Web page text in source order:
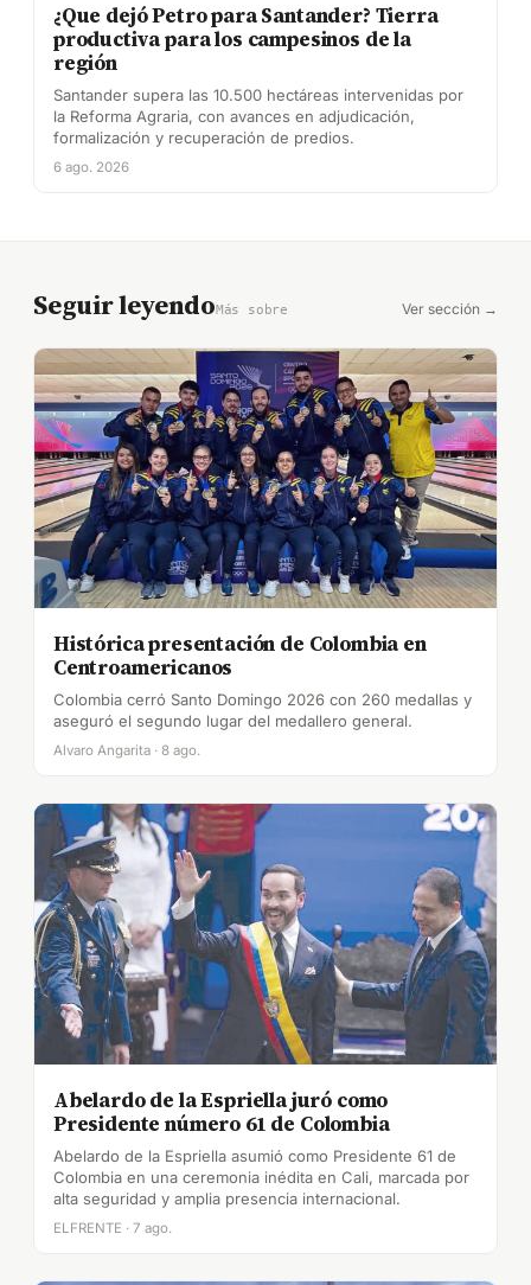
¿Que dejó Petro para Santander? Tierra
productiva para los campesinos de la
región
Santander supera las 10.500 hectáreas intervenidas por
la Reforma Agraria, con avances en adjudicación,
formalización y recuperación de predios.
6 ago. 2026
Seguir leyendoMás sobre Ver sección →
Histórica presentación de Colombia en
Centroamericanos
Colombia cerró Santo Domingo 2026 con 260 medallas y
aseguró el segundo lugar del medallero general.
Alvaro Angarita · 8 ago.
Abelardo de la Espriella juró como
Presidente número 61 de Colombia
Abelardo de la Espriella asumió como Presidente 61 de
Colombia en una ceremonia inédita en Cali, marcada por
alta seguridad y amplia presencia internacional.
ELFRENTE · 7 ago.